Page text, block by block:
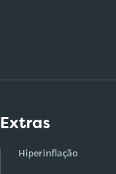
Extras
Hiperinflação